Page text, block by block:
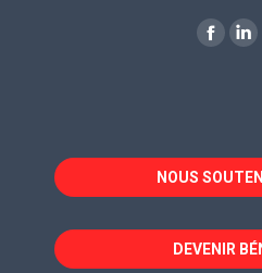
La
dans
une
fenêtre
La
NOUS
DEVENIR